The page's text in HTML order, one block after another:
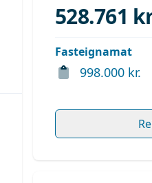
528.761
Fasteignamat
998.000 kr.